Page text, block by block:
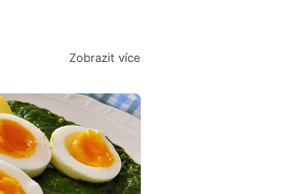
Zobrazit více